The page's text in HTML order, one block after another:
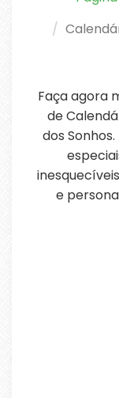
Faça agora
de
dos
e